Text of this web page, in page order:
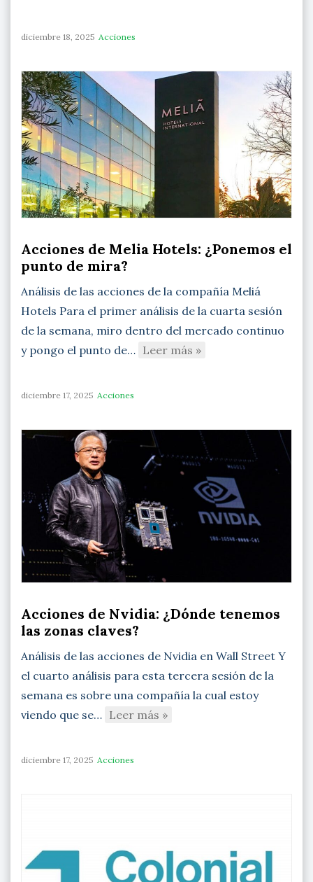
diciembre 18, 2025 Acciones
Acciones de Melia Hotels: ¿Ponemos el
punto de mira?
Análisis de las acciones de la compañía Meliá
Hotels Para el primer análisis de la cuarta sesión
de la semana, miro dentro del mercado continuo
y pongo el punto de… Leer más »
diciembre 17, 2025 Acciones
Acciones de Nvidia: ¿Dónde tenemos
las zonas claves?
Análisis de las acciones de Nvidia en Wall Street Y
el cuarto análisis para esta tercera sesión de la
semana es sobre una compañía la cual estoy
viendo que se… Leer más »
diciembre 17, 2025 Acciones